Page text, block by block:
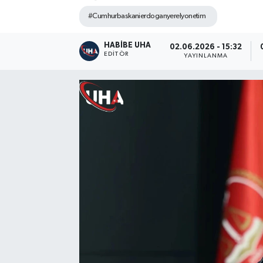
#Cumhurbaskanierdoganyerelyonetim
HABİBE UHA
EDITÖR
02.06.2026 - 15:32
YAYINLANMA